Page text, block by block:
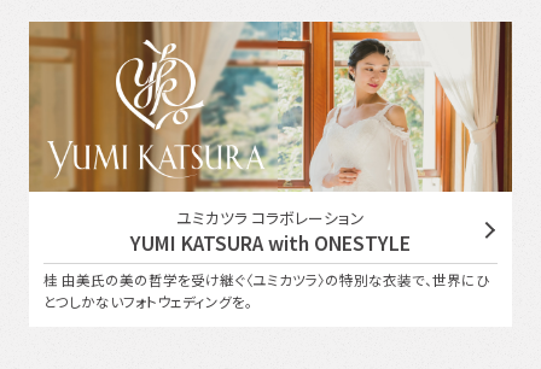
ユミカツラ コラボレーション
YUMI KATSURA with ONESTYLE
桂 由美氏の美の哲学を受け継ぐ〈ユミカツラ〉の特別な衣装で、世界にひ
とつしかないフォトウェディングを。